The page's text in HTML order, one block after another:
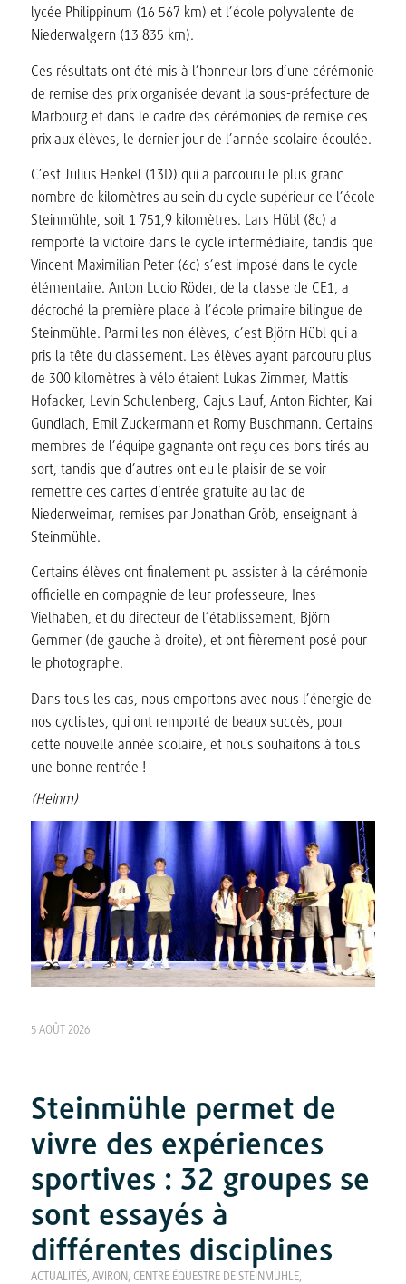
lycée Philippinum (16 567 km) et l’école polyvalente de
Niederwalgern (13 835 km).
Ces résultats ont été mis à l’honneur lors d’une cérémonie
de remise des prix organisée devant la sous-préfecture de
Marbourg et dans le cadre des cérémonies de remise des
prix aux élèves, le dernier jour de l’année scolaire écoulée.
C’est Julius Henkel (13D) qui a parcouru le plus grand
nombre de kilomètres au sein du cycle supérieur de l’école
Steinmühle, soit 1 751,9 kilomètres. Lars Hübl (8c) a
remporté la victoire dans le cycle intermédiaire, tandis que
Vincent Maximilian Peter (6c) s’est imposé dans le cycle
élémentaire. Anton Lucio Röder, de la classe de CE1, a
décroché la première place à l’école primaire bilingue de
Steinmühle. Parmi les non-élèves, c’est Björn Hübl qui a
pris la tête du classement. Les élèves ayant parcouru plus
de 300 kilomètres à vélo étaient Lukas Zimmer, Mattis
Hofacker, Levin Schulenberg, Cajus Lauf, Anton Richter, Kai
Gundlach, Emil Zuckermann et Romy Buschmann. Certains
membres de l’équipe gagnante ont reçu des bons tirés au
sort, tandis que d’autres ont eu le plaisir de se voir
remettre des cartes d’entrée gratuite au lac de
Niederweimar, remises par Jonathan Gröb, enseignant à
Steinmühle.
Certains élèves ont finalement pu assister à la cérémonie
officielle en compagnie de leur professeure, Ines
Vielhaben, et du directeur de l’établissement, Björn
Gemmer (de gauche à droite), et ont fièrement posé pour
le photographe.
Dans tous les cas, nous emportons avec nous l’énergie de
nos cyclistes, qui ont remporté de beaux succès, pour
cette nouvelle année scolaire, et nous souhaitons à tous
une bonne rentrée !
(Heinm)
5 AOÛT 2026
Steinmühle permet de
vivre des expériences
sportives : 32 groupes se
sont essayés à
différentes disciplines
ACTUALITÉS, AVIRON CENTRE ÉQUESTRE DE STEINMÜHLE,